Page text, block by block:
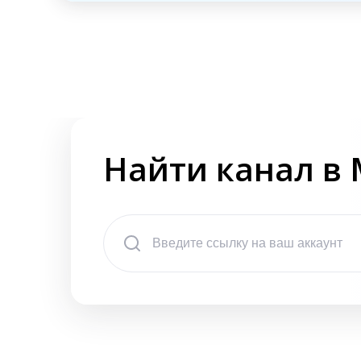
Найти канал в